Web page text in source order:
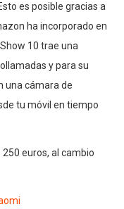
es posible gracias a
ha incorporado en
10 trae una
y para su
una cámara de
tu móvil en tiempo
250 euros, al cambio